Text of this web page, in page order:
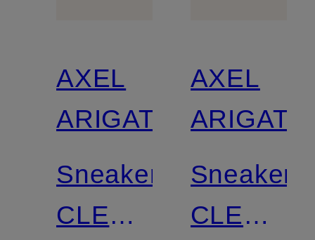
AXEL
ARIGATO
Sneaker
CLEAN
AXEL
ARIGATO
Sneaker
CLEAN